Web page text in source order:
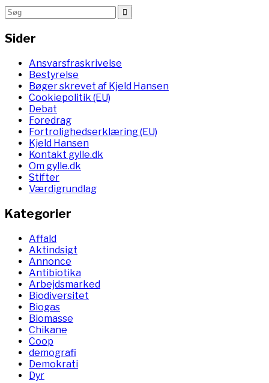
Sider
Ansvarsfraskrivelse
Bestyrelse
Bøger skrevet af Kjeld Hansen
Cookiepolitik (EU)
Debat
Foredrag
Fortrolighedserklæring (EU)
Kjeld Hansen
Kontakt gylle.dk
Om gylle.dk
Stifter
Værdigrundlag
Kategorier
Affald
Aktindsigt
Annonce
Antibiotika
Arbejdsmarked
Biodiversitet
Biogas
Biomasse
Chikane
Coop
demografi
Demokrati
Dyr